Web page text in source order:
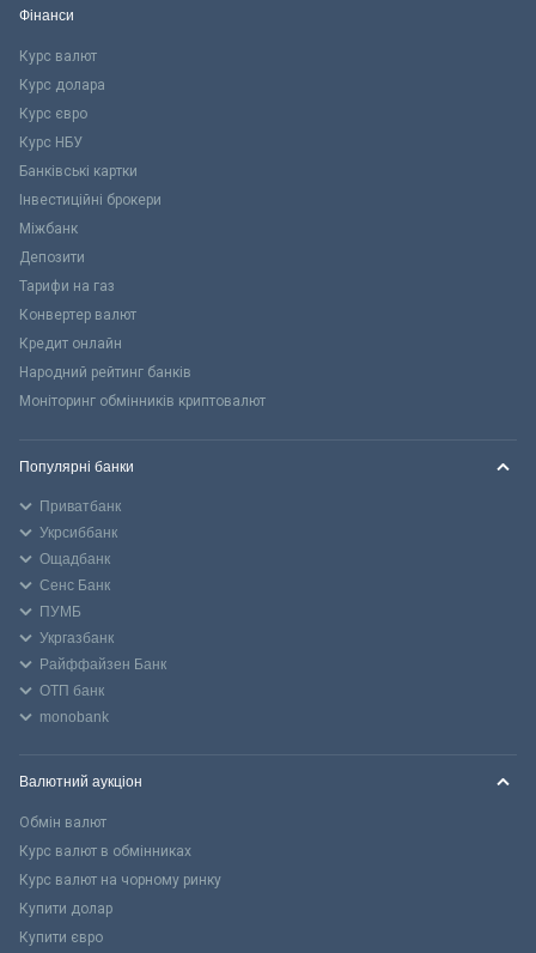
Фінанси
Курс валют
Курс долара
Курс євро
Курс НБУ
Банківські картки
Інвестиційні брокери
Міжбанк
Депозити
Тарифи на газ
Конвертер валют
Кредит онлайн
Народний рейтинг банків
Моніторинг обмінників криптовалют
Популярні банки
Приватбанк
Укрсиббанк
Ощадбанк
Сенс Банк
ПУМБ
Укргазбанк
Райффайзен Банк
ОТП банк
monobank
Валютний аукціон
Обмін валют
Курс валют в обмінниках
Курс валют на чорному ринку
Купити долар
Купити євро